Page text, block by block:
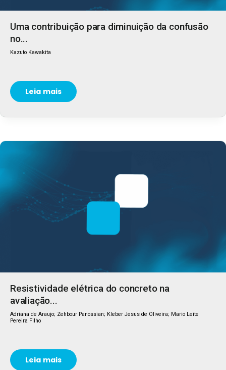
Uma contribuição para diminuição da confusão
no...
Kazuto Kawakita
Leia mais
Resistividade elétrica do concreto na
avaliação...
Adriana de Araujo; Zehbour Panossian; Kleber Jesus de Oliveira; Mario Leite
Pereira Filho
Leia mais